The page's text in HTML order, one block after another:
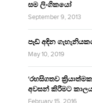
සම ලිංගිකයෝ
September 9, 2013
පෑඩ් අඳින
May 10, 2019
‘රහසිගතව
අවසන් කිරීමට කාලය